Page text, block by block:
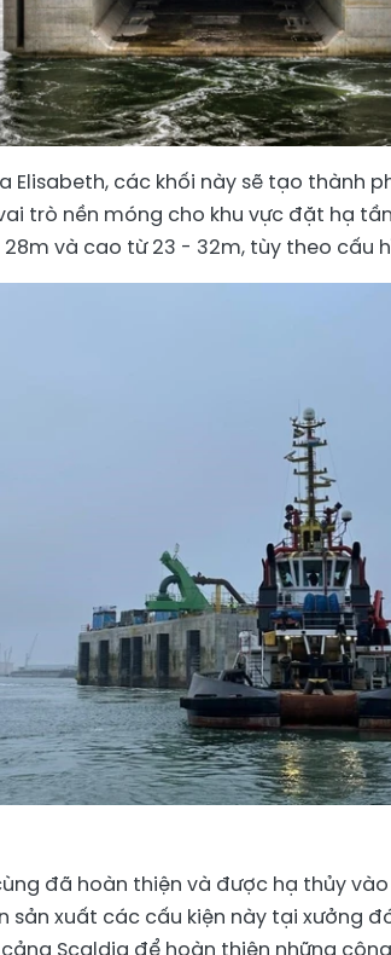
Elisabeth, các khối này sẽ tạo thành
trò nền móng cho khu vực đặt hạ
và cao từ 23 - 32m, tùy theo cấu
đã hoàn thiện và được hạ thủy
sản xuất các cấu kiện này tại xưởng
Scaldia để hoàn thiện những